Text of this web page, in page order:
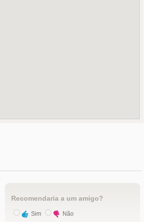
Recomendaria a um amigo?
Sim Não